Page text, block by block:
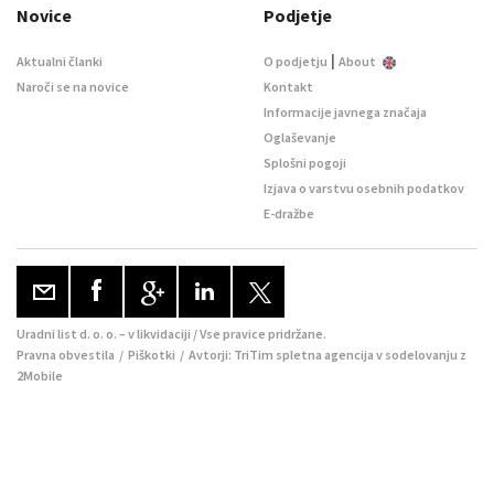
Novice
Aktualni članki
Naroči se na novice
Podjetje
O podjetju | About
Kontakt
Informacije javnega značaja
Oglaševanje
Splošni pogoji
Izjava o varstvu osebnih podatkov
E-dražbe
Uradni list d. o. o. – v likvidaciji / Vse pravice pridržane.
Pravna obvestila / Piškotki / Avtorji: TriTim spletna agencija v sodelovanju z
2Mobile